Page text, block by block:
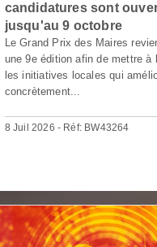
candidatures sont
jusqu'au 9 octobre
Le Grand Prix des Maires
une 9e édition afin de mettre à
les initiatives locales qui
concrètement...
8 Juil 2026 - Réf: BW43264